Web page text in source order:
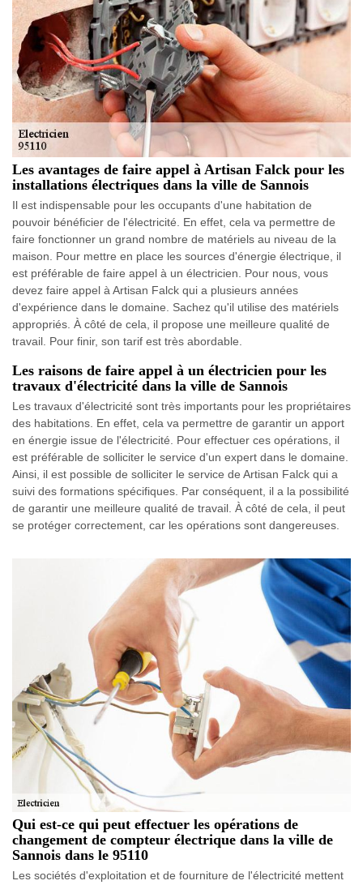
Les avantages de faire appel à Artisan Falck pour les
installations électriques dans la ville de Sannois
Il est indispensable pour les occupants d'une habitation de
pouvoir bénéficier de l'électricité. En effet, cela va permettre de
faire fonctionner un grand nombre de matériels au niveau de la
maison. Pour mettre en place les sources d'énergie électrique, il
est préférable de faire appel à un électricien. Pour nous, vous
devez faire appel à Artisan Falck qui a plusieurs années
d'expérience dans le domaine. Sachez qu'il utilise des matériels
appropriés. À côté de cela, il propose une meilleure qualité de
travail. Pour finir, son tarif est très abordable.
Les raisons de faire appel à un électricien pour les
travaux d'électricité dans la ville de Sannois
Les travaux d'électricité sont très importants pour les propriétaires
des habitations. En effet, cela va permettre de garantir un apport
en énergie issue de l'électricité. Pour effectuer ces opérations, il
est préférable de solliciter le service d'un expert dans le domaine.
Ainsi, il est possible de solliciter le service de Artisan Falck qui a
suivi des formations spécifiques. Par conséquent, il a la possibilité
de garantir une meilleure qualité de travail. À côté de cela, il peut
se protéger correctement, car les opérations sont dangereuses.
Qui est-ce qui peut effectuer les opérations de
changement de compteur électrique dans la ville de
Sannois dans le 95110
Les sociétés d'exploitation et de fourniture de l'électricité mettent